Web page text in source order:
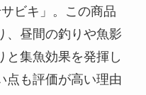
ビキ」。この商品
、昼間の釣りや魚影
と集魚効果を発揮し
点も評価が高い理由